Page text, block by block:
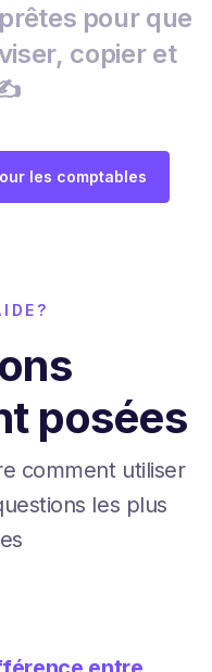
pour que
copier et
les comptables
posées
comment utiliser
les plus